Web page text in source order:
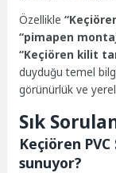
Özellikle
“pimapen
“Keçiören kilit
duyduğu temel
görünürlük ve
Sık
Keçiören
sunuyor?